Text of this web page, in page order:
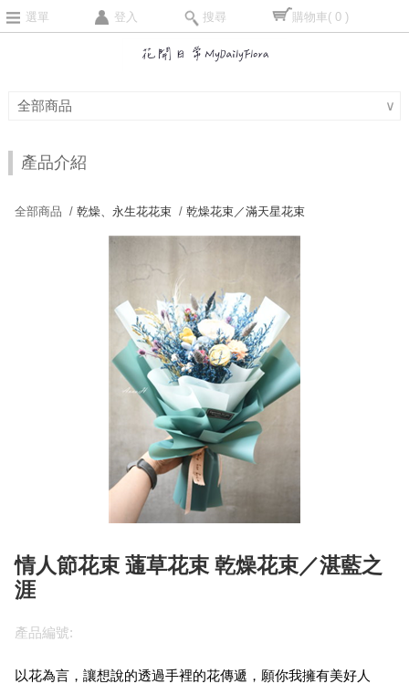
選單 登入 搜尋 購物車( 0 )
全部商品 ∨
產品介紹
全部商品 /乾燥、永生花花束 /乾燥花束／滿天星花束
情人節花束 蓪草花束 乾燥花束／湛藍之
涯
產品編號:
以花為言，讓想說的透過手裡的花傳遞，願你我擁有美好人